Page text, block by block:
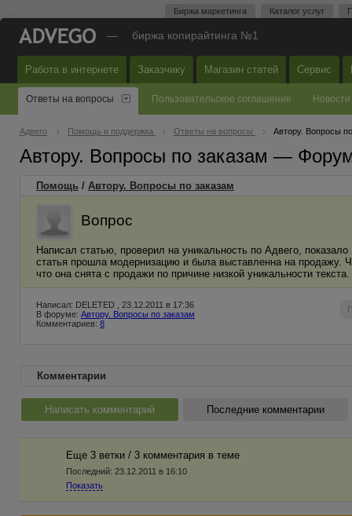
Биржа маркетинга Каталог услуг
— биржа копирайтинга №1
Работа в интернете Заказчику Магазин статей Сервис
Ответы на вопросы Пользовательское соглашение Новости
Адвего Помощь и поддержка Ответы на вопросы Автору. Вопросы
Автору. Вопросы по заказам —
Помощь / Автору. Вопросы по заказам
Вопрос
Написал статью, проверил на уникальность по Адвего,
статья прошла модернизацию и была выставленна на продажу.
что она снята с продажи по причине низкой уникальности
Написал: DELETED , 23.12.2011 в 17:36
В форуме: Автору. Вопросы по заказам
Комментариев: 8
Комментарии
Написать комментарий Последние комментарии
Еще 3 ветки / 3 комментария в темe
Последний: 23.12.2011 в 16:10
Показать